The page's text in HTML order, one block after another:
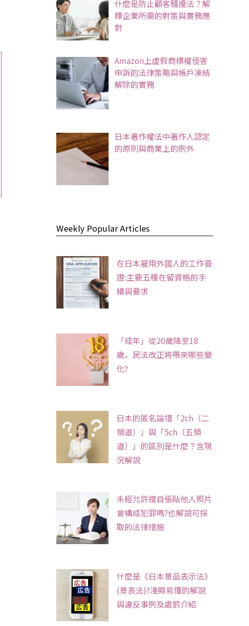
什麼是防止顧客騷擾法？解
釋企業所需的對策與實務應
對
Amazon上虛假商標權侵害
申訴的法律策略與帳戶凍結
解除的實務
日本著作權法中著作人認定
的原則與商業上的例外
Weekly Popular Articles
在日本雇用外國人的工作簽
證:主要五種在留資格的手
續與要求
「成年」從20歲降至18
歲。民法改正將帶來哪些變
化?
日本的匿名論壇「2ch（二
頻道）」與「5ch（五頻
道）」的區別是什麼？含現
況解說
未經允許擅自張貼他人照片
會構成犯罪嗎?也解說可採
取的法律措施
什麼是《日本景品表示法》
(景表法)?淺顯易懂的解說
與違反事例及處罰介紹